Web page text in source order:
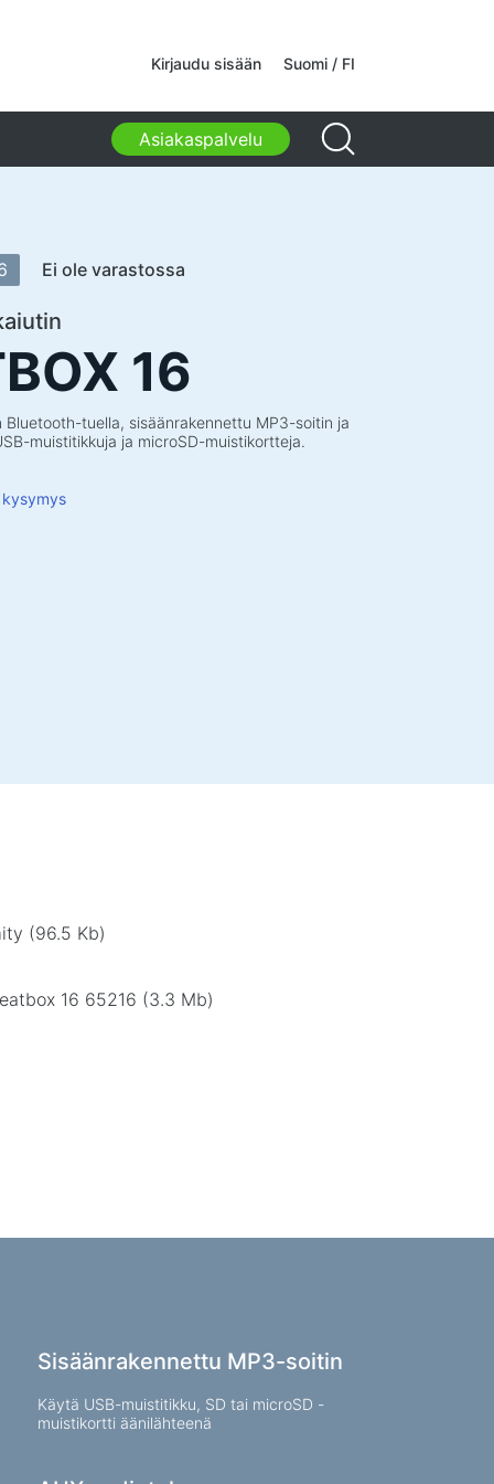
Kirjaudu sisään Suomi / FI
Asiakaspalvelu
laukut, pidikkeet, muut
tietokoneen laukut ja reput
varustetut matkalaukut
ja vapaa-aikaan
ja toimistoon
Ei ole varastossa
16
Bluetooth-tuella, sisäänrakennettu MP3-soitin ja
muistitikkuja ja microSD-muistikortteja.
kysymys
(96.5 Kb)
16 65216 (3.3 Mb)
Sisäänrakennettu MP3-soitin
Käytä USB-muistitikku, SD tai microSD -
muistikortti äänilähteenä